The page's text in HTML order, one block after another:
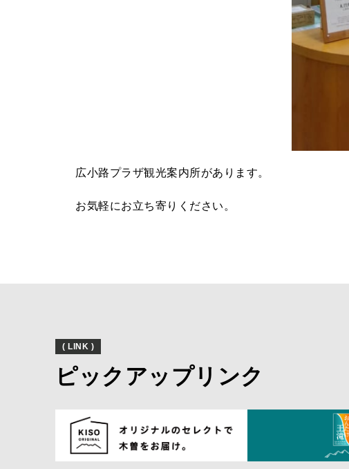
広小路プラザ観光案内所があります。
お気軽にお立ち寄りください。
( LINK )
ピックアップリンク